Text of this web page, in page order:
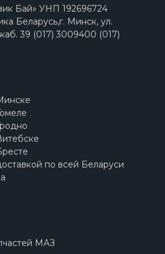
Бай» УНП 192696724
Беларусь,г. Минск, ул.
39 (017) 3009400 (017)
по всей Беларуси
МАЗ